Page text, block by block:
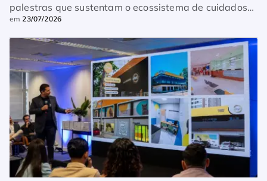
palestras que sustentam o ecossistema de cuidados
felinos
em23/07/2026